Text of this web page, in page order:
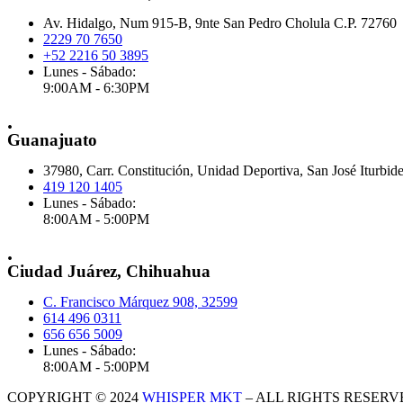
Av. Hidalgo, Num 915-B, 9nte San Pedro Cholula C.P. 72760
2229 70 7650
+52 2216 50 3895
Lunes - Sábado:
9:00AM - 6:30PM
.
Guanajuato
37980, Carr. Constitución, Unidad Deportiva, San José Iturbide
419 120 1405
Lunes - Sábado:
8:00AM - 5:00PM
.
Ciudad Juárez, Chihuahua
C. Francisco Márquez 908, 32599
614 496 0311
656 656 5009
Lunes - Sábado:
8:00AM - 5:00PM
COPYRIGHT © 2024 WHISPER MKT – ALL RIGHTS